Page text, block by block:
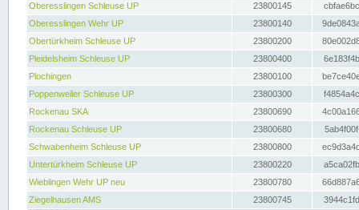
Oberesslingen Schleuse UP
23800145
Oberesslingen Wehr UP
23800140
Obertürkheim Schleuse UP
23800200
Pleidelsheim Schleuse UP
23800400
Plochingen
23800100
Poppenweiler Schleuse UP
23800300
Rockenau SKA
23800690
Rockenau Schleuse UP
23800680
Schwabenheim Schleuse UP
23800800
Untertürkheim Schleuse UP
23800220
Wieblingen Wehr UP neu
23800780
Ziegelhausen AMS
23800745